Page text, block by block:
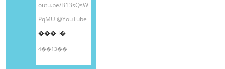
outu.be/B13sQsW
PqMU @YouTube
���󤫤�
4��13��